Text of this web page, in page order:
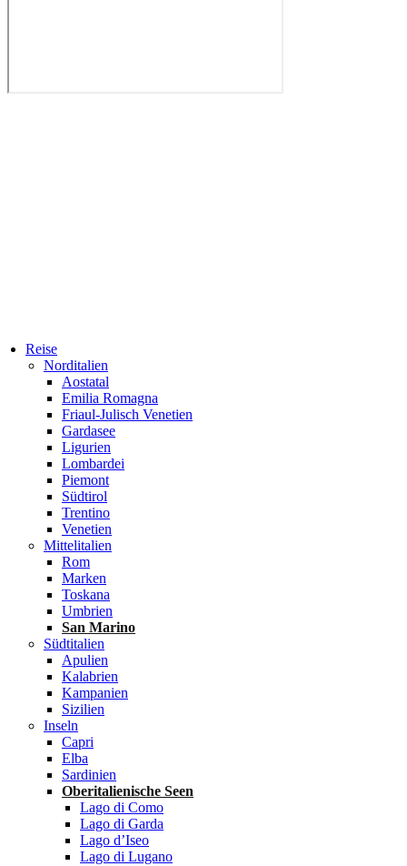
Reise
Norditalien
Aostatal
Emilia Romagna
Friaul-Julisch Venetien
Gardasee
Ligurien
Lombardei
Piemont
Südtirol
Trentino
Venetien
Mittelitalien
Rom
Marken
Toskana
Umbrien
San Marino
Südtitalien
Apulien
Kalabrien
Kampanien
Sizilien
Inseln
Capri
Elba
Sardinien
Oberitalienische Seen
Lago di Como
Lago di Garda
Lago d’Iseo
Lago di Lugano